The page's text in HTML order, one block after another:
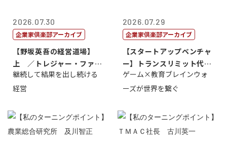
2026.07.30
企業家倶楽部アーカイブ
【野坂英吾の経営道場】
上 ／トレジャー・ファク
トリー社長野坂...
継続して結果を出し続ける
経営
2026.07.29
企業家倶楽部アーカイブ
【スタートアップベンチャ
ー】トランスリミット代表
取締役社長 ...
ゲーム×教育ブレインウォ
ーズが世界を繋ぐ